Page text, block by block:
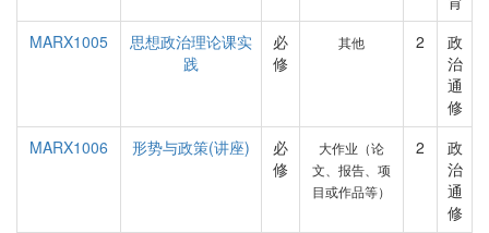
MARX1005
思想政治理论课实
践
必
修
其他 2
政
治
通
修
MARX1006
形势与政策(讲座)
必
修
大作业（论
文、报告、项
目或作品等）
2
政
治
通
修